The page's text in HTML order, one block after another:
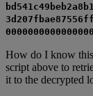
How do I know
script above to
it to the decrypted